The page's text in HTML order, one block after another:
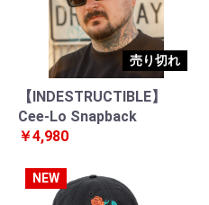
売り切れ
【INDESTRUCTIBLE】
Cee-Lo Snapback
￥4,980
NEW